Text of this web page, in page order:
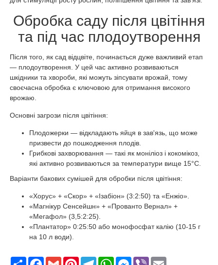
Обробка саду після цвітіння
та під час плодоутворення
Після того, як сад відцвіте, починається дуже важливий етап
— плодоутворення. У цей час активно розвиваються
шкідники та хвороби, які можуть зіпсувати врожай, тому
своєчасна обробка є ключовою для отримання високого
врожаю.
Основні загрози після цвітіння:
Плодожерки — відкладають яйця в зав'язь, що може
призвести до пошкодження плодів.
Грибкові захворювання — такі як моніліоз і кокомікоз,
які активно розвиваються за температури вище 15°C.
Варіанти бакових сумішей для обробки після цвітіння:
«Хорус» + «Скор» + «Ізабіон» (3:2:50) та «Енжіо».
«Магнікур Сенсейшн» + «Прованто Вернал» +
«Мегафол» (3,5:2:25).
«Плантатор» 0:25:50 або монофосфат калію (10-15 г
на 10 л води).
ПоширитиFacebook
Gmail PinterestTelegramWhatsAppMessenger
Viber